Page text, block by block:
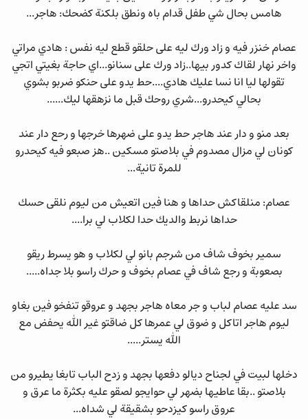
هامس بحال شي طفل قدام باه ونطق بلكنة كضحك: هاجر...
عصام خنزر فيه و زاد ورك ليه على حلقو قطع ليه نفس : هادي مراتي
واخر نهار لقاك كدور بيها..زاد ورك على سنانو...اي حاجة بغيتي اتجي
تقولها ليا انا نسا عليك هادي....حط يدو على حنكو ضربو بشوي
بحالي كيحدرو...شري روحك قبل ما نزهقها ليك......
بعد منو و دار عند هاجر حط يدو على ضهرها خرجها و رحع دار عند
كونان لي مزال مصدوم في بلاصتو مسكين ..هز صبعو فيه كيحدرو
للمرة تانية...
عصام: منلقاكش حداها و هنا فين اتعيش من ليوم نلقى حسك
حداها نربط والديك حدا لكلاب لي برا....
سمير بخوف شاف من شرجم بانو لي لكلاب و هو يسرط ريقو
بصعوبة و رجع شاف في عصام بخوف و حرك راسو بلا جداه.....
سد عليه عصام لباب و جر معاه هاجر بجهد و عروقو تنفخو فين بغاو
ليوم هاجر اتاكل و ضوق لي عمرها كل ضاقتو غير الله يحفض مع
الله يستر.....
دخلها لبيت في لجناح ديالو دفعها بجهد و زدح الباب تابغا يطيرو من
بلاصتو ..بقا عاطيها بضهر لي حوايجو لصقو عليه بكثرة ما عرق و
عروق راسو كيزدحو بشقيقة لي شداه...